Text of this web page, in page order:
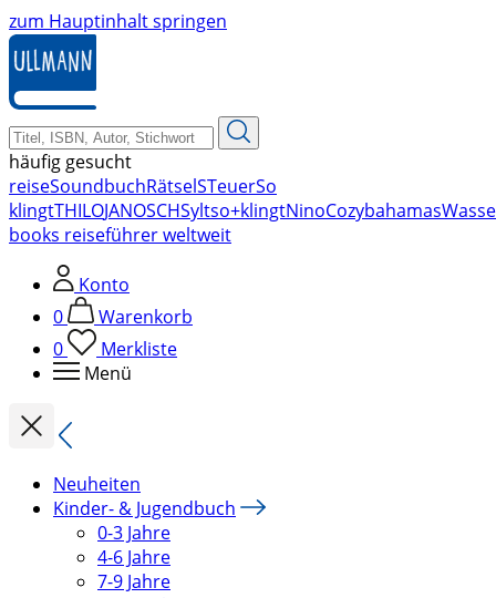
zum Hauptinhalt springen
häufig gesucht
reiseSoundbuchRätselSTeuerSo
klingtTHILOJANOSCHSyltso+klingtNinoCozybahamas
books reiseführer weltweit
Konto
0
Warenkorb
0
Merkliste
Menü
Neuheiten
Kinder- & Jugendbuch
0-3 Jahre
4-6 Jahre
7-9 Jahre